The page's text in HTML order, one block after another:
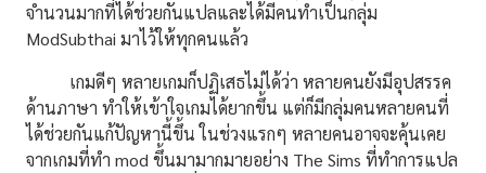
จำนวนมากที่ได้ช่วยกันแปลและได้มีคนทำเป็นกลุ่ม
ModSubthai มาไว้ให้ทุกคนแล้ว
เกมดีๆ หลายเกมก็ปฏิเสธไม่ได้ว่า หลายคนยังมีอุปสรรค
ด้านภาษา ทำให้เข้าใจเกมได้ยากขึ้น แต่ก็มีกลุ่มคนหลายคนที่
ได้ช่วยกันแก้ปัญหานี้ขึ้น ในช่วงแรกๆ หลายคนอาจจะคุ้นเคย
จากเกมที่ทำ mod ขึ้นมามากมายอย่าง The Sims ที่ทำการแปล